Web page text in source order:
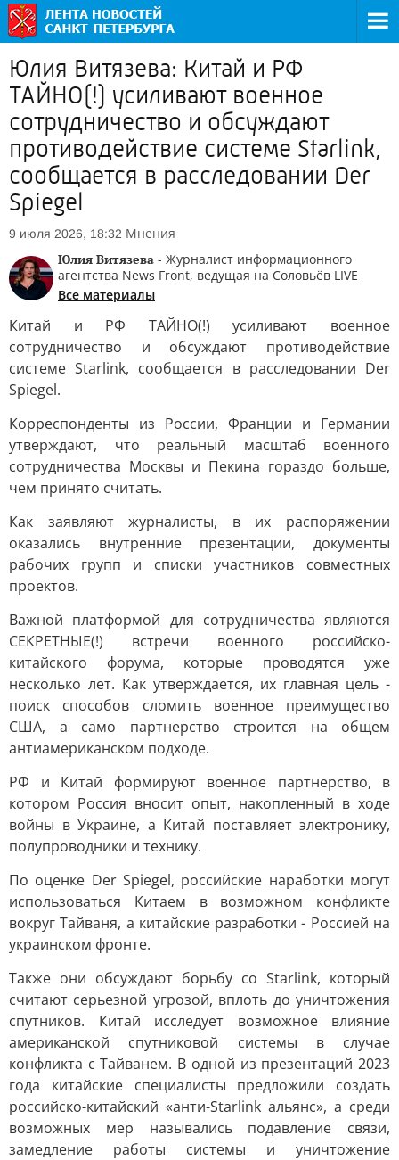
Юлия Витязева: Китай и РФ
ТАЙНО(!) усиливают военное
сотрудничество и обсуждают
противодействие системе Starlink,
сообщается в расследовании Der
Spiegel
9 июля 2026, 18:32 Мнения
Юлия Витязева - Журналист информационного
агентства News Front, ведущая на Соловьёв LIVE
Все материалы
Китай и РФ ТАЙНО(!) усиливают военное
сотрудничество и обсуждают противодействие
системе Starlink, сообщается в расследовании Der
Spiegel.
Корреспонденты из России, Франции и Германии
утверждают, что реальный масштаб военного
сотрудничества Москвы и Пекина гораздо больше,
чем принято считать.
Как заявляют журналисты, в их распоряжении
оказались внутренние презентации, документы
рабочих групп и списки участников совместных
проектов.
Важной платформой для сотрудничества являются
СЕКРЕТНЫЕ(!) встречи военного российско-
китайского форума, которые проводятся уже
несколько лет. Как утверждается, их главная цель -
поиск способов сломить военное преимущество
США, а само партнерство строится на общем
антиамериканском подходе.
РФ и Китай формируют военное партнерство, в
котором Россия вносит опыт, накопленный в ходе
войны в Украине, а Китай поставляет электронику,
полупроводники и технику.
По оценке Der Spiegel, российские наработки могут
использоваться Китаем в возможном конфликте
вокруг Тайваня, а китайские разработки - Россией на
украинском фронте.
Также они обсуждают борьбу со Starlink, который
считают серьезной угрозой, вплоть до уничтожения
спутников. Китай исследует возможное влияние
американской спутниковой системы в случае
конфликта с Тайванем. В одной из презентаций 2023
года китайские специалисты предложили создать
российско-китайский «анти-Starlink альянс», а среди
возможных мер назывались подавление связи,
замедление работы системы и уничтожение